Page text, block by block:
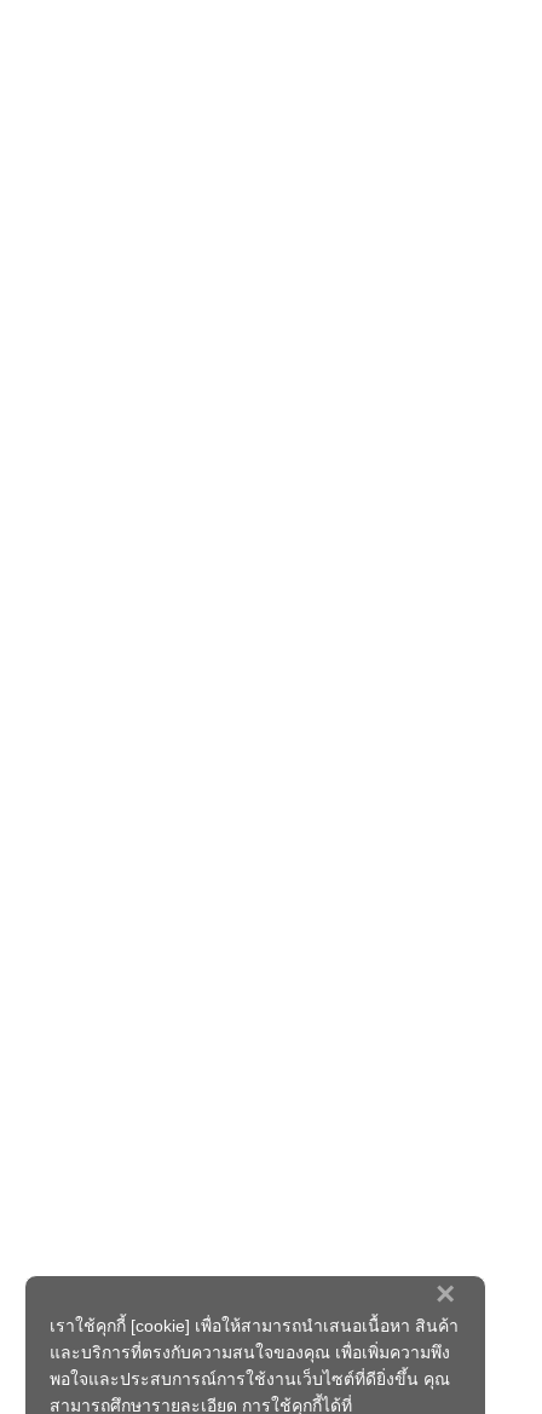
×
เราใช้คุกกี้ [cookie] เพื่อให้สามารถนำเสนอเนื้อหา สินค้า
และบริการที่ตรงกับความสนใจของคุณ เพื่อเพิ่มความพึง
พอใจและประสบการณ์การใช้งานเว็บไซต์ที่ดียิ่งขึ้น คุณ
สามารถศึกษารายละเอียด การใช้คุกกี้ได้ที่